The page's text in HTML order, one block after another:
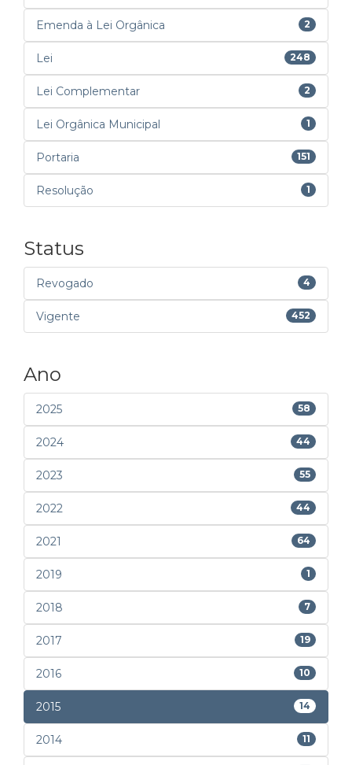
Emenda à Lei Orgânica 2
Lei 248
Lei Complementar 2
Lei Orgânica Municipal 1
Portaria 151
Resolução 1
Status
Revogado 4
Vigente 452
Ano
2025 58
2024 44
2023 55
2022 44
2021 64
2019 1
2018 7
2017 19
2016 10
2015 14
2014 11